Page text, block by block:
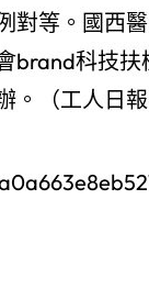
對等。國西
brand科技
（工人日報